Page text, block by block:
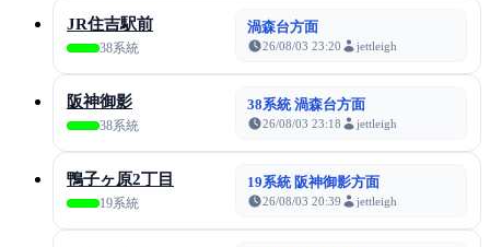
JR住吉駅前
38系統
渦森台方面
26/08/03 23:20 jettleigh
阪神御影
38系統
38系統 渦森台方面
26/08/03 23:18 jettleigh
鴨子ヶ原2丁目
19系統
19系統 阪神御影方面
26/08/03 20:39 jettleigh